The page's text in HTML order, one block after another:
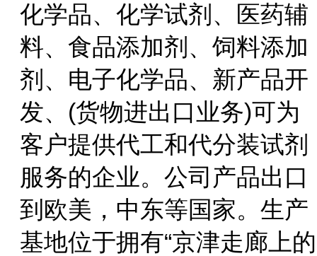
化学品、化学试剂、医药辅
料、食品添加剂、饲料添加
剂、电子化学品、新产品开
发、(货物进出口业务)可为
客户提供代工和代分装试剂
服务的企业。公司产品出口
到欧美，中东等国家。生产
基地位于拥有“京津走廊上的